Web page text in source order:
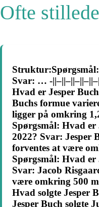
Ofte
Svar: … -
Hvad er Jesper
Buchs formue
ligger på omkring
Spørgsmål: Hvad er
2022? Svar: Jesper
forventes at være
Spørgsmål: Hvad er
Svar: Jacob
være omkring 500
Hvad solgte Jesper
Jesper Buch solgte